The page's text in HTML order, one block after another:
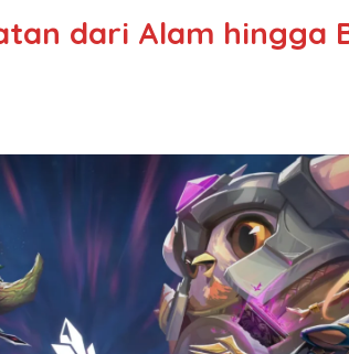
dari Alam hingga